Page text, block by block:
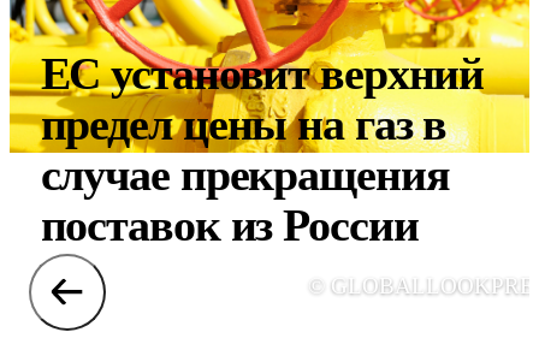
ЕС установит верхний
предел цены на газ в
случае прекращения
поставок из России
©